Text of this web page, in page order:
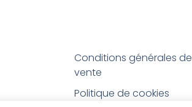
Conditions générales de
vente
Politique de cookies